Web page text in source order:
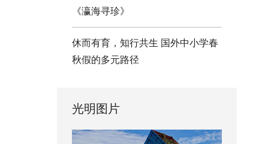
《瀛海寻珍》
休而有育，知行共生 国外中小学春
秋假的多元路径
光明图片